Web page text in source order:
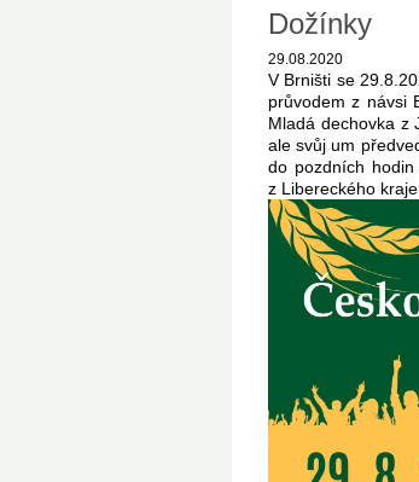
Dožínky
29.08.2020
V Brništi se
průvodem z návsi
Mladá dechovka z
ale svůj um
do pozdních
z Libereckého kraje.